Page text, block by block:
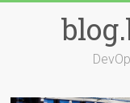
содержимому